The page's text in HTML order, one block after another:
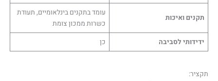
תקנים ואיכות
עומד בתקנים בינלאומיים, תעודת
כשרות ממכון צומת
ידידותי לסביבה
כן
תקציר: